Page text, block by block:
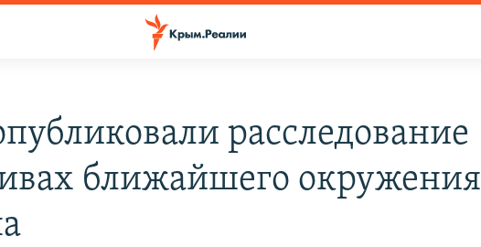
расследование
ближайшего окружения